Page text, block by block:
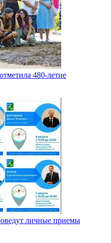
480-летие
личные приемы